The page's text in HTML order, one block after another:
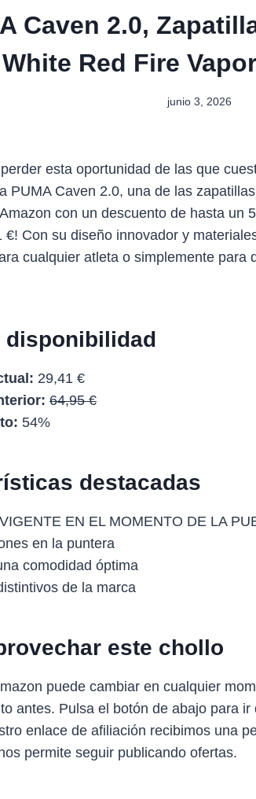
Caven 2.0,
Red Fire
junio 3, 2026
esta oportunidad de las que
PUMA Caven 2.0, una de las
con un descuento de hasta un
€! Con su diseño innovador y
cualquier atleta o simplemente para
disponibilidad
29,41 €
64,95 €
54%
destacadas
EN EL MOMENTO DE LA
en la puntera
comodidad óptima
de la marca
este chollo
puede cambiar en cualquier
antes. Pulsa el botón de abajo para
enlace de afiliación recibimos una
permite seguir publicando ofertas.